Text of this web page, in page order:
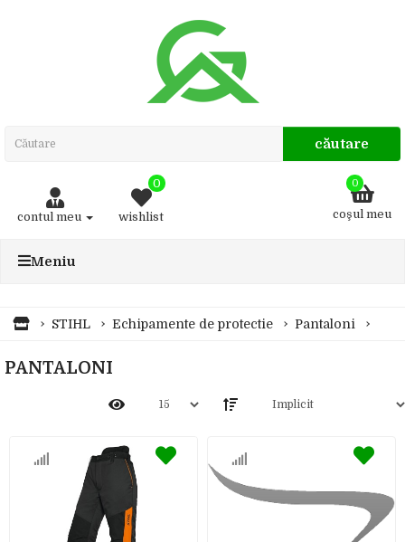
căutare
contul meu
0
wishlist coşul meu
0
Meniu
STIHL Echipamente de protectie Pantaloni
PANTALONI